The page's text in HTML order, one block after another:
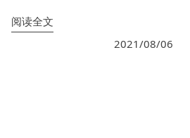
阅读全文
2021/08/06